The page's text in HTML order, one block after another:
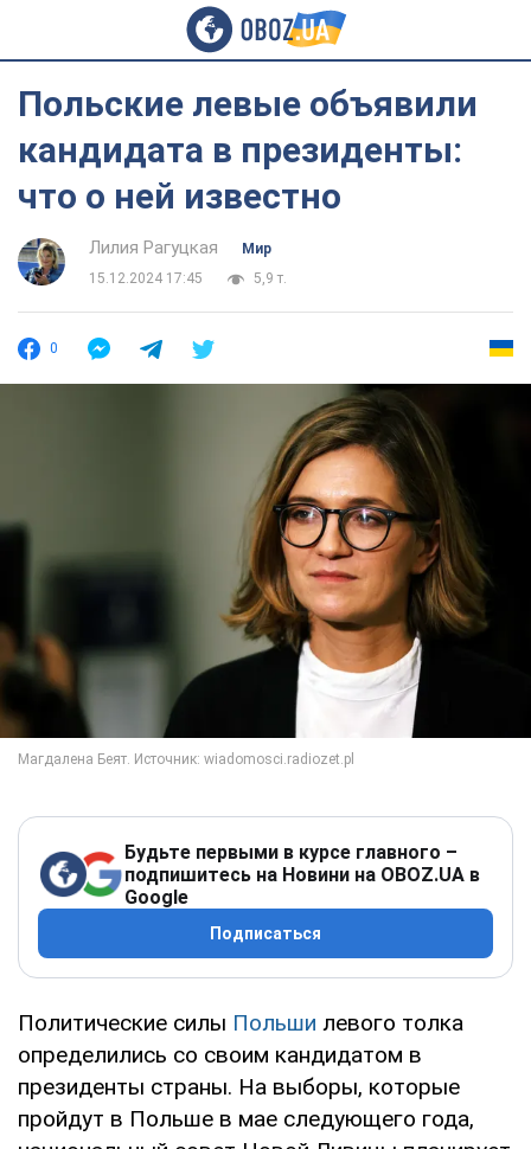
Польские левые объявили
кандидата в президенты:
что о ней известно
Лилия Рагуцкая
Мир
15.12.2024 17:45
5,9 т.
0
Будьте первыми в курсе главного –
подпишитесь на Новини на OBOZ.UA в
Google
Подписаться
Политические силы Польши левого толка
определились со своим кандидатом в
президенты страны. На выборы, которые
пройдут в Польше в мае следующего года,